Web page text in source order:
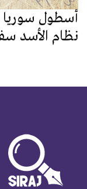
أسطول
نظام الأسد